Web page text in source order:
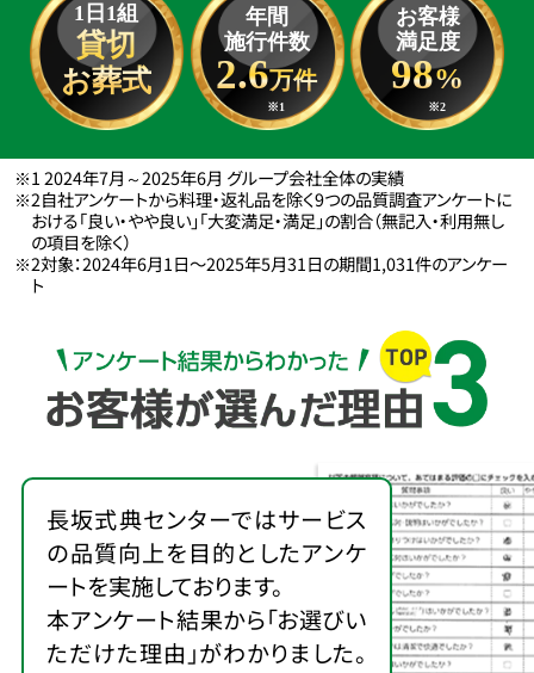
1日1組
貸切
お葬式
年間
施行件数
2.6万件
※1
お客様
満足度
98%
※2
※1 2024年7月～2025年6月 グループ会社全体の実績
※2自社アンケートから料理・返礼品を除く9つの品質調査アンケートに
おける「良い・やや良い」「大変満足・満足」の割合（無記入・利用無し
の項目を除く）
※2対象：2024年6月1日〜2025年5月31日の期間1,031件のアンケー
ト
長坂式典センターではサービス
の品質向上を目的としたアンケ
ートを実施しております。
本アンケート結果から「お選びい
ただけた理由」がわかりました。